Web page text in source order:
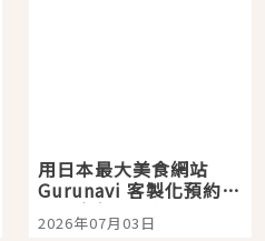
用日本最大美食網站
Gurunavi 客製化預約九
大都市餐廳，打造專屬
美食體驗！
2026年07月03日